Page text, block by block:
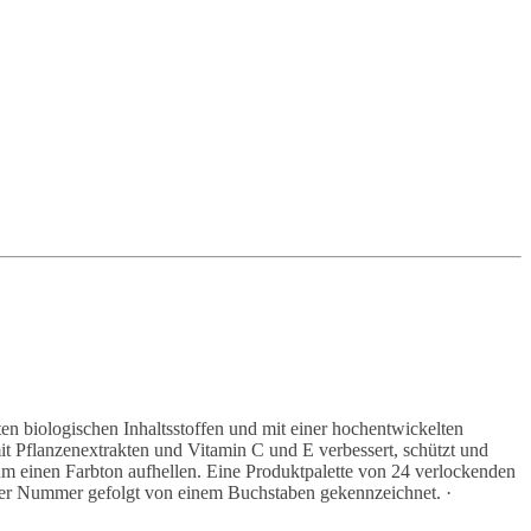
biologischen Inhaltsstoffen und mit einer hochentwickelten
und Vitamin C und E verbessert, schützt und
einen Farbton aufhellen. Eine Produktpalette von 24 verlockenden
Nummer gefolgt von einem Buchstaben gekennzeichnet. ·